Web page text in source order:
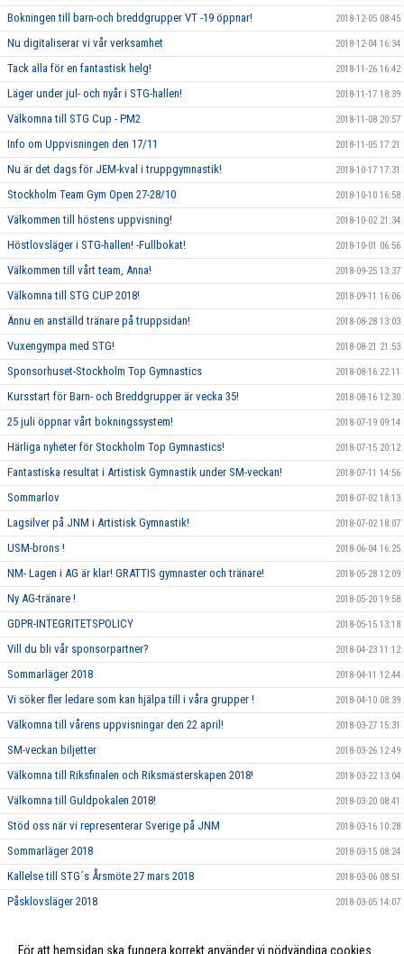
Bokningen till barn-och breddgrupper VT -19 öppnar! 2018-12-05 08:45
Nu digitaliserar vi vår verksamhet 2018-12-04 16:34
Tack alla för en fantastisk helg! 2018-11-26 16:42
Läger under jul- och nyår i STG-hallen! 2018-11-17 18:39
Välkomna till STG Cup - PM2 2018-11-08 20:57
Info om Uppvisningen den 17/11 2018-11-05 17:21
Nu är det dags för JEM-kval i truppgymnastik! 2018-10-17 17:31
Stockholm Team Gym Open 27-28/10 2018-10-10 16:58
Välkommen till höstens uppvisning! 2018-10-02 21:34
Höstlovsläger i STG-hallen! -Fullbokat! 2018-10-01 06:56
Välkommen till vårt team, Anna! 2018-09-25 13:37
Välkomna till STG CUP 2018! 2018-09-11 16:06
Ännu en anställd tränare på truppsidan! 2018-08-28 13:03
Vuxengympa med STG! 2018-08-21 21:53
Sponsorhuset-Stockholm Top Gymnastics 2018-08-16 22:11
Kursstart för Barn- och Breddgrupper är vecka 35! 2018-08-16 12:30
25 juli öppnar vårt bokningssystem! 2018-07-19 09:14
Härliga nyheter för Stockholm Top Gymnastics! 2018-07-15 20:12
Fantastiska resultat i Artistisk Gymnastik under SM-veckan! 2018-07-11 14:56
Sommarlov 2018-07-02 18:13
Lagsilver på JNM i Artistisk Gymnastik! 2018-07-02 18:07
USM-brons ! 2018-06-04 16:25
NM- Lagen i AG är klar! GRATTIS gymnaster och tränare! 2018-05-28 12:09
Ny AG-tränare ! 2018-05-20 19:58
GDPR-INTEGRITETSPOLICY 2018-05-15 13:18
Vill du bli vår sponsorpartner? 2018-04-23 11:12
Sommarläger 2018 2018-04-11 12:44
Vi söker fler ledare som kan hjälpa till i våra grupper ! 2018-04-10 08:39
Välkomna till vårens uppvisningar den 22 april! 2018-03-27 15:31
SM-veckan biljetter 2018-03-26 12:49
Välkomna till Riksfinalen och Riksmästerskapen 2018! 2018-03-22 13:04
Välkomna till Guldpokalen 2018! 2018-03-20 08:41
Stöd oss när vi representerar Sverige på JNM 2018-03-16 10:28
Sommarläger 2018 2018-03-15 08:24
Kallelse till STG´s Årsmöte 27 mars 2018 2018-03-06 08:51
Påsklovsläger 2018 2018-03-05 14:07
För att hemsidan ska fungera korrekt använder vi nödvändiga cookies